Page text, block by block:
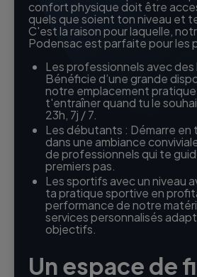
confort physique doit être
quels que soient ton niveau et
C'est la raison pour laquelle,
Podensac est parfaite pour les
Les professionnels avec des
Bénéficie d’une grande
notre emplacement pratique
t'entraîner quand tu le
23h, 7j / 7.
Les débutants : Démarre
dans une ambiance
de professionnels qui te
premiers pas.
Les sportifs avec un niveau
ta pratique sportive en
performance de notre
services personnalisés
objectifs.
Un espace de